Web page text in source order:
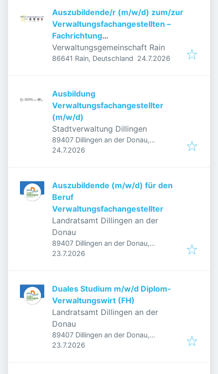
Auszubildende/r (m/w/d) zum/zur
Verwaltungsfachangestellten –
Fachrichtung
Kommunalverwaltung
Verwaltungsgemeinschaft Rain
86641 Rain, Deutschland Veröffentlicht
24.7.2026
Ausbildung
Verwaltungsfachangestellter
(m/w/d)
Stadtverwaltung Dillingen
89407 Dillingen an der Donau,
Deutschland
Veröffentlicht
24.7.2026
Auszubildende (m/w/d) für den
Beruf
Verwaltungsfachangestellter
Landratsamt Dillingen an der
Donau
89407 Dillingen an der Donau,
Deutschland
Veröffentlicht
23.7.2026
Duales Studium m/w/d Diplom-
Verwaltungswirt (FH)
Landratsamt Dillingen an der
Donau
89407 Dillingen an der Donau,
Deutschland
Veröffentlicht
23.7.2026